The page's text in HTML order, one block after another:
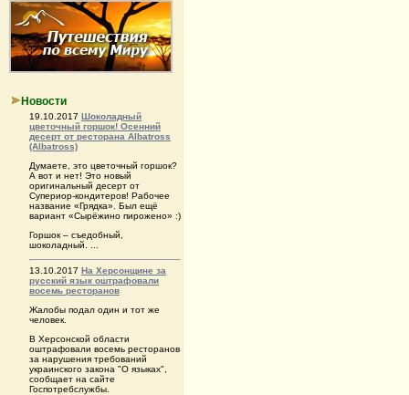
Новости
19.10.2017 Шоколадный
цветочный горшок! Осенний
десерт от ресторана Albatross
(Albatross)
Думаете, это цветочный горшок?
А вот и нет! Это новый
оригинальный десерт от
Супериор-кондитеров! Рабочее
название «Грядка». Был ещё
вариант «Сырёжино пирожено» :)
Горшок – съедобный,
шоколадный. ...
13.10.2017 На Херсонщине за
русский язык оштрафовали
восемь ресторанов
Жалобы подал один и тот же
человек.
В Херсонской области
оштрафовали восемь ресторанов
за нарушения требований
украинского закона "О языках",
сообщает на сайте
Госпотребслужбы.